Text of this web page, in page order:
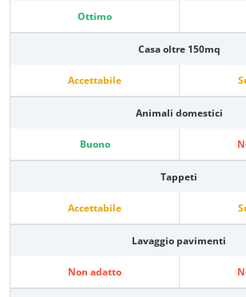
Ottimo
Casa oltre 150mq
Accettabile
Animali domestici
Buono
Tappeti
Accettabile
Lavaggio pavimenti
Non adatto